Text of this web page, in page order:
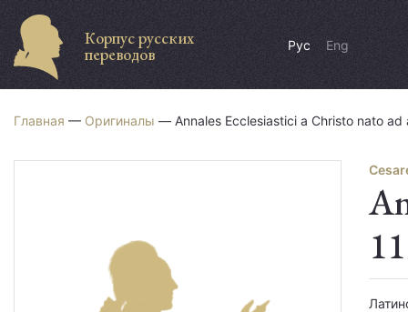
Корпус русских
переводов Рус Eng
Главная — Оригиналы — Annales Ecclesiastici a Christo nato ad